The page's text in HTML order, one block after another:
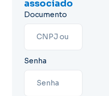
associado
Documento
Senha